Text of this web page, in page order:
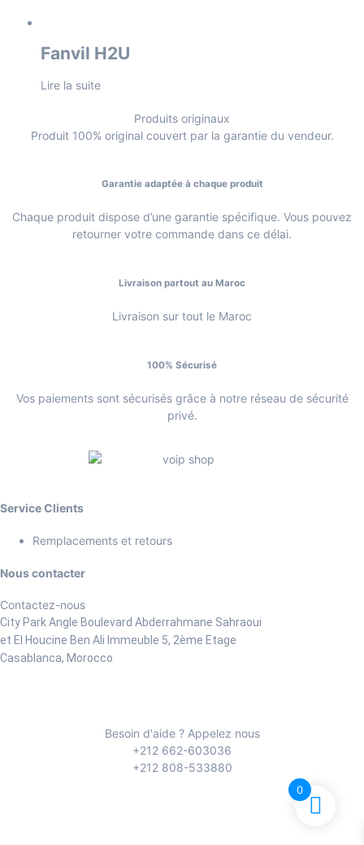
Fanvil H2U
Lire la suite
Produits originaux
Produit 100% original couvert par la garantie du vendeur.
Garantie adaptée à chaque produit
Chaque produit dispose d’une garantie spécifique. Vous pouvez
retourner votre commande dans ce délai.
Livraison partout au Maroc
Livraison sur tout le Maroc
100% Sécurisé
Vos paiements sont sécurisés grâce à notre réseau de sécurité
privé.
Service Clients
Remplacements et retours
Nous contacter
Contactez-nous
City Park Angle Boulevard Abderrahmane Sahraoui
et El Houcine Ben Ali Immeuble 5, 2ème Etage
Casablanca, Morocco
Besoin d'aide ? Appelez nous
+212 662-603036
+212 808-533880
0